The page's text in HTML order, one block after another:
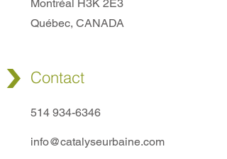
Montréal H3K 2E3
Québec, CANADA
Contact
514 934-6346
info@catalyseurbaine.com